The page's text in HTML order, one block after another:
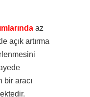
az
açık artırma
bir aracı